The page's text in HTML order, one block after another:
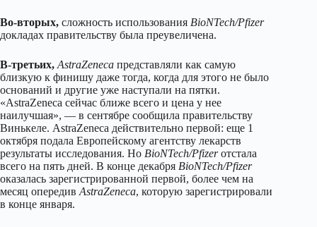
Во-вторых, сложность использования BioNTech/Pfizer
докладах правительству была преувеличена.
В-третьих, AstraZeneca представляли как самую
близкую к финишу даже тогда, когда для этого не было
оснований и другие уже наступали на пятки.
«AstraZeneca сейчас ближе всего и цена у нее
наилучшая», — в сентябре сообщила правительству
Винькеле. AstraZeneca действительно первой: еще 1
октября подала Европейскому агентству лекарств
результаты исследования. Но BioNTech/Pfizerотстала
всего на пять дней. В конце декабря BioNTech/Pfizer
оказалась зарегистрированной первой, более чем на
месяц опередив AstraZeneca, которую зарегистрировали
в конце января.